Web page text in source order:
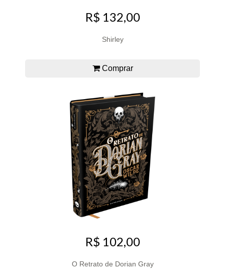
R$ 132,00
Shirley
Comprar
R$ 102,00
O Retrato de Dorian Gray